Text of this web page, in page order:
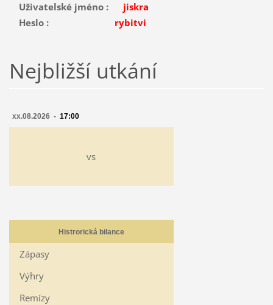
Uživatelské jméno : jiskra
Heslo : rybitvi
Nejbližší utkání
xx.08.2026 - 17:00
vs
Histrorická bilance
Zápasy
Výhry
Remízy